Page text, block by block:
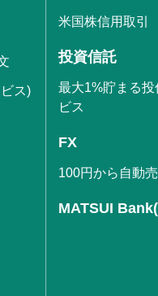
ス)
米国株信用取引
投資信託
最大1%貯まる
ビス
FX
100円から自動
MATSUI